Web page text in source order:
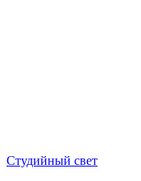
Студийный свет